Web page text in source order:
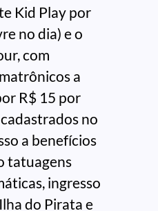
Kid Play por
no dia) e o
com
a
R$ 15 por
no
a benefícios
tatuagens
ingresso
do Pirata e